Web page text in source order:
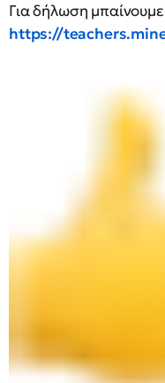
Για δήλωση
https://